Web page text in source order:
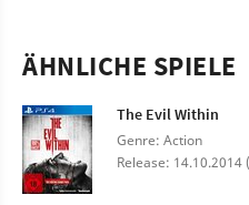
ÄHNLICHE SPIELE
The Evil Within
Genre: Action
Release: 14.10.2014